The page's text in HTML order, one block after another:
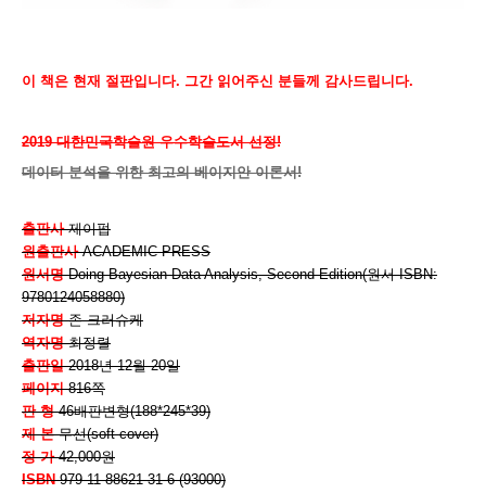
이 책은 현재 절판입니다. 그간 읽어주신 분들께 감사드립니다.
2019 대한민국학술원 우수학술도서 선정!
데이터 분석을 위한 최고의 베이지안 이론서!
출판사제이펍
원출판사 ACADEMIC PRESS
원서명Doing Bayesian Data Analysis, Second Edition(원서 ISBN:
9780124058880)
저자명존 크러슈케
역자명최정렬
출판일2018년 12월 20일
페이지816쪽
판 형46배판변형(188*245*39)
제 본무선(soft cover)
정 가42,000원
ISBN 979-11-88621-31-6 (93000)